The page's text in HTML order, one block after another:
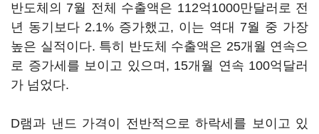
반도체의 7월 전체 수출액은 112억1000만달러로 전
년 동기보다 2.1% 증가했고, 이는 역대 7월 중 가장
높은 실적이다. 특히 반도체 수출액은 25개월 연속으
로 증가세를 보이고 있으며, 15개월 연속 100억달러
가 넘었다.
D램과 낸드 가격이 전반적으로 하락세를 보이고 있